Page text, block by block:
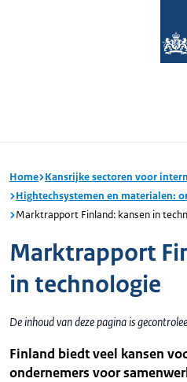
Home Kansrijke sectoren voor
Hightechsystemen en materialen:
Marktrapport Finland: kansen in
Marktrapport
in technologie
De inhoud van deze pagina is
Finland biedt veel kansen
ondernemers voor